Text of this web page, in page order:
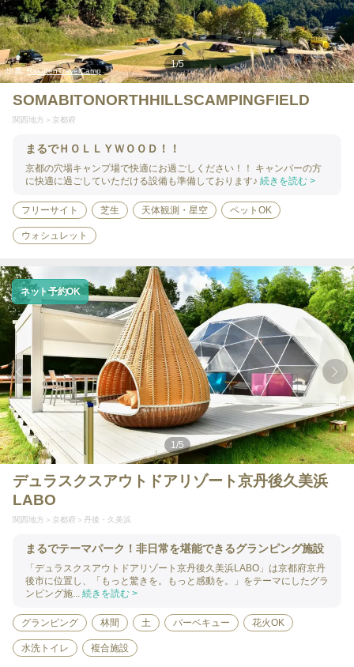
出典: RakutenTravelCamp
1/5
SOMABITONORTHHILLSCAMPINGFIELD
関西地方 京都府
まるでＨＯＬＬＹＷＯＯＤ！！
京都の穴場キャンプ場で快適にお過ごしください！！ キャンパーの方
に快適に過ごしていただける設備も準備しております♪ 続きを読む >
フリーサイト 芝生 天体観測・星空 ペットOK
ウォシュレット
1/5
ネット予約OK
デュラスクスアウトドアリゾート京丹後久美浜
LABO
関西地方 京都府 丹後・久美浜
まるでテーマパーク！非日常を堪能できるグランピング施設
「デュラスクスアウトドアリゾート京丹後久美浜LABO」は京都府京丹
後市に位置し、「もっと驚きを。もっと感動を。」をテーマにしたグラ
ンピング施... 続きを読む >
グランピング 林間 土 バーベキュー 花火OK
水洗トイレ 複合施設